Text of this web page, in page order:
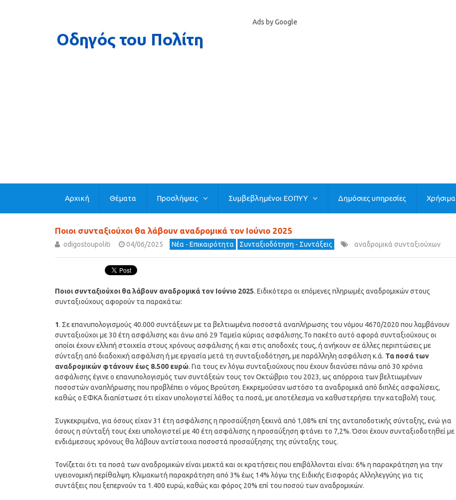
Ads by Google
Αρχική Θέματα Προσλήψεις Συμβεβλημένοι ΕΟΠΥΥ Δημόσιες υπηρεσίες Χρήσιμα
Ποιοι συνταξιούχοι θα λάβουν αναδρομικά τον Ιούνιο 2025
odigostoupoliti 04/06/2025 Νέα - Επικαιρότητα Συνταξιοδότηση - Συντάξεις αναδρομικά συνταξιούχων
Ποιοι συνταξιούχοι θα λάβουν αναδρομικά τον Ιούνιο 2025. Ειδικότερα οι επόμενες πληρωμές αναδρομικών στους
συνταξιούχους αφορούν τα παρακάτω:
1. Σε επανυπολογισμούς 40.000 συντάξεων με τα βελτιωμένα ποσοστά αναπλήρωσης του νόμου 4670/2020 που λαμβάνουν
συνταξιούχοι με 30 έτη ασφάλισης και άνω από 29 Ταμεία κύριας ασφάλισης.Το πακέτο αυτό αφορά συνταξιούχους οι
οποίοι έχουν ελλιπή στοιχεία στους χρόνους ασφάλισης ή και στις αποδοχές τους, ή ανήκουν σε άλλες περιπτώσεις με
σύνταξη από διαδοχική ασφάλιση ή με εργασία μετά τη συνταξιοδότηση, με παράλληλη ασφάλιση κ.ά. Τα ποσά των
αναδρομικών φτάνουν έως 8.500 ευρώ. Για τους εν λόγω συνταξιούχους που έχουν διανύσει πάνω από 30 χρόνια
ασφάλισης έγινε ο επανυπολογισμός των συντάξεών τους τον Οκτώβριο του 2023, ως απόρροια των βελτιωμένων
ποσοστών αναπλήρωσης που προβλέπει ο νόμος Βρούτση. Εκκρεμούσαν ωστόσο τα αναδρομικά από διπλές ασφαλίσεις,
καθώς ο ΕΦΚΑ διαπίστωσε ότι είχαν υπολογιστεί λάθος τα ποσά, με αποτέλεσμα να καθυστερήσει την καταβολή τους.
Συγκεκριμένα, για όσους είχαν 31 έτη ασφάλισης η προσαύξηση ξεκινά από 1,08% επί της ανταποδοτικής σύνταξης, ενώ για
όσους η σύνταξή τους έχει υπολογιστεί με 40 έτη ασφάλισης η προσαύξηση φτάνει το 7,2%. Όσοι έχουν συνταξιοδοτηθεί με
ενδιάμεσους χρόνους θα λάβουν αντίστοιχα ποσοστά προσαύξησης της σύνταξης τους.
Τονίζεται ότι τα ποσά των αναδρομικών είναι μεικτά και οι κρατήσεις που επιβάλλονται είναι: 6% η παρακράτηση για την
υγειονομική περίθαλψη. Κλιμακωτή παρακράτηση από 3% έως 14% λόγω της Ειδικής Εισφοράς Αλληλεγγύης για τις
συντάξεις που ξεπερνούν τα 1.400 ευρώ, καθώς και φόρος 20% επί του ποσού των αναδρομικών.